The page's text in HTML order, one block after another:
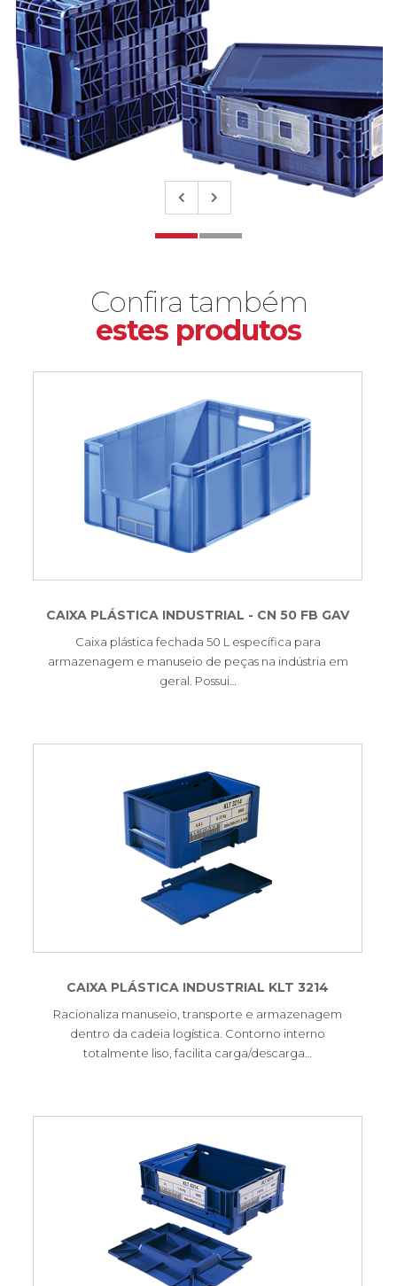
Confira também
estes produtos
CAIXA PLÁSTICA INDUSTRIAL - CN 50 FB GAV
Caixa plástica fechada 50 L específica para
armazenagem e manuseio de peças na indústria em
geral. Possui…
CAIXA PLÁSTICA INDUSTRIAL KLT 3214
Racionaliza manuseio, transporte e armazenagem
dentro da cadeia logística. Contorno interno
totalmente liso, facilita carga/descarga…